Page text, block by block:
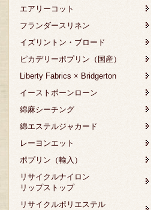
エアリーコット
フランダースリネン
イズリントン・ブロード
ピカデリーポプリン（国産）
Liberty Fabrics × Bridgerton
イーストボーンローン
綿麻シーチング
綿エステルジャカード
レーヨンエット
ポプリン（輸入）
リサイクルナイロン
リップストップ
リサイクルポリエステル